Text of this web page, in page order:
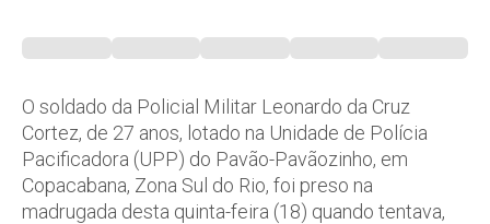
O soldado da Policial Militar Leonardo da Cruz
Cortez, de 27 anos, lotado na Unidade de Polícia
Pacificadora (UPP) do Pavão-Pavãozinho, em
Copacabana, Zona Sul do Rio, foi preso na
madrugada desta quinta-feira (18) quando tentava,